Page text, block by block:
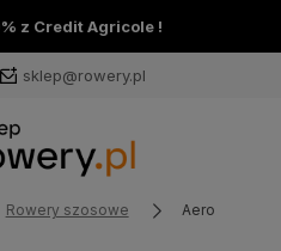
z Credit Agricole !
sklep@rowery.pl
Rowery szosowe Aero